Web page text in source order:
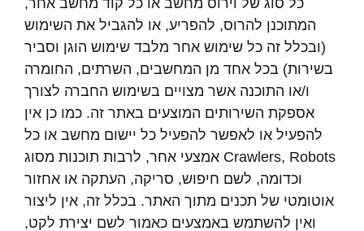
כל סוג של וירוס מחשב או כל קוד מחשב אחר,
המתוכנן להרוס, להפריע, או להגביל את השימוש
(ובכלל זה כל שימוש אחר מלבד שימוש הוגן וסביר
בשירות) בכל אחד מן המחשבים, השרתים, החומרה
ו/או התוכנה אשר מצויים בשימוש החברה לצורך
אספקת השירותים המוצעים באתר זה. כמו כן אין
להפעיל או לאפשר להפעיל כל יישום מחשב או כל
אמצעי אחר, לרבות תוכנות מסוג Crawlers, Robots
וכדומה, לשם חיפוש, סריקה, העתקה או אחזור
אוטומטי של תכנים מתוך האתר. בכלל זה, אין ליצור
ואין להשתמש באמצעים כאמור לשם יצירת לקט,